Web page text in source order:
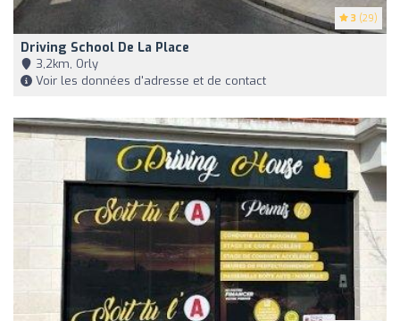
3 (29)
Driving School De La Place
3,2km, Orly
Voir les données d'adresse et de contact